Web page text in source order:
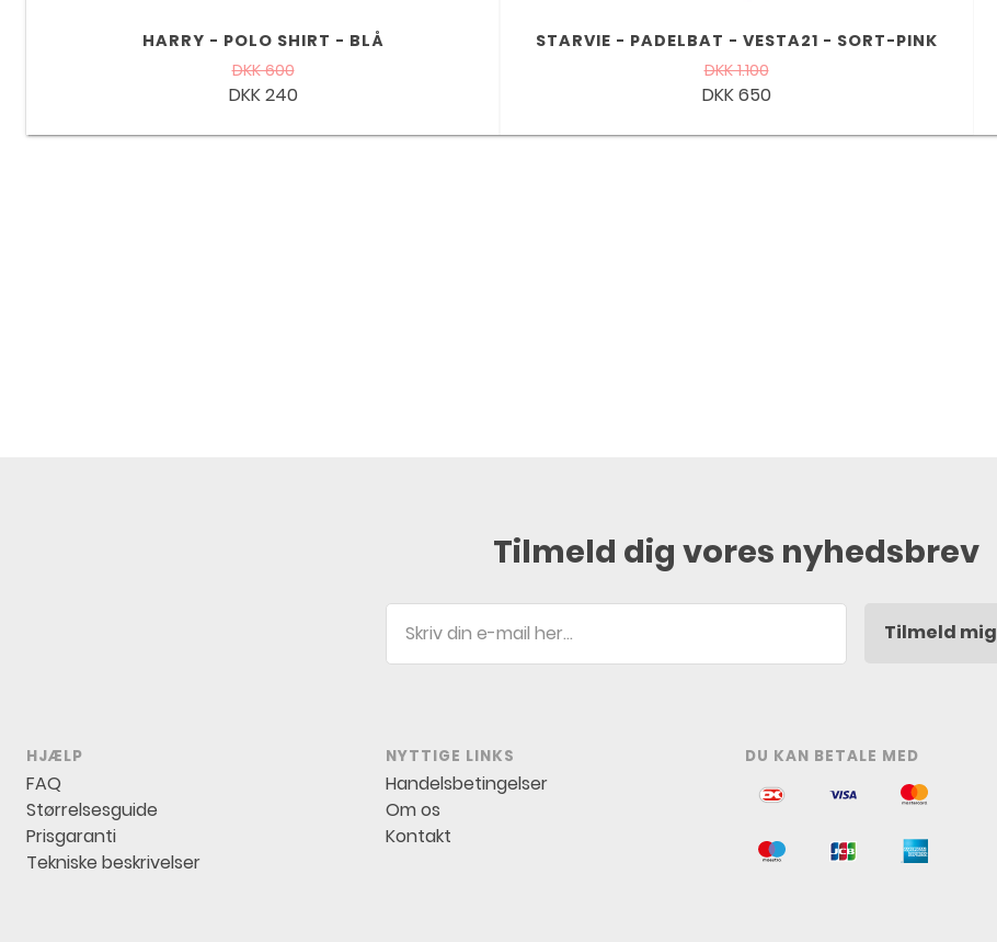
HARRY - POLO SHIRT - BLÅ
DKK 600
DKK 240
STARVIE - PADELBAT - VESTA21 - SORT-PINK
DKK 1.100
DKK 650
Tilmeld dig vores nyhedsbrev
mail
Tilmeld mig
HJÆLP
FAQ
Størrelsesguide
Prisgaranti
Tekniske beskrivelser
NYTTIGE LINKS
Handelsbetingelser
Om os
Kontakt
DU KAN BETALE MED